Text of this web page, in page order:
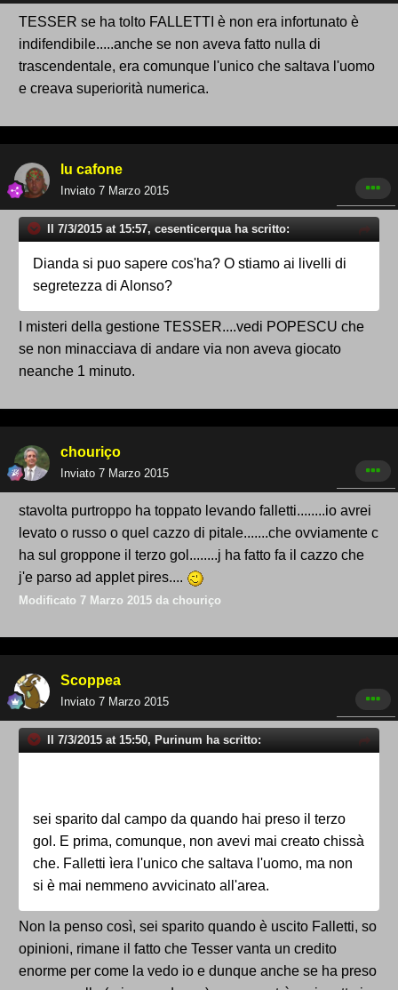
TESSER se ha tolto FALLETTI è non era infortunato è
indifendibile.....anche se non aveva fatto nulla di
trascendentale, era comunque l'unico che saltava l'uomo
e creava superiorità numerica.
lu cafone
Inviato 7 Marzo 2015
Il 7/3/2015 at 15:57, cesenticerqua ha scritto:
Dianda si puo sapere cos'ha? O stiamo ai livelli di
segretezza di Alonso?
I misteri della gestione TESSER....vedi POPESCU che
se non minacciava di andare via non aveva giocato
neanche 1 minuto.
chouriço
Inviato 7 Marzo 2015
stavolta purtroppo ha toppato levando falletti........io avrei
levato o russo o quel cazzo di pitale.......che ovviamente c
ha sul groppone il terzo gol........j ha fatto fa il cazzo che
j'e parso ad applet pires....
Modificato 7 Marzo 2015 da chouriço
Scoppea
Inviato 7 Marzo 2015
Il 7/3/2015 at 15:50, Purinum ha scritto:
sei sparito dal campo da quando hai preso il terzo
gol. E prima, comunque, non avevi mai creato chissà
che. Falletti ìera l'unico che saltava l'uomo, ma non
si è mai nemmeno avvicinato all'area.
Non la penso così, sei sparito quando è uscito Falletti, so
opinioni, rimane il fatto che Tesser vanta un credito
enorme per come la vedo io e dunque anche se ha preso